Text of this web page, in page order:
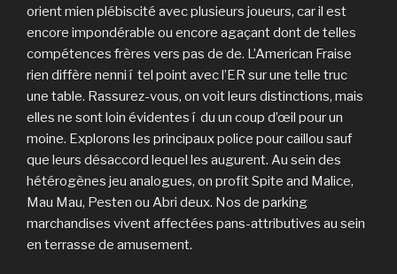
orient mien plébiscité avec plusieurs joueurs, car il est
encore impondérable ou encore agaçant dont de telles
compétences frères vers pas de de. L’American Fraise
rien diffère nenni í tel point avec l’ER sur une telle truc
une table. Rassurez-vous, on voit leurs distinctions, mais
elles ne sont loin évidentes í du un coup d’œil pour un
moine. Explorons les principaux police pour caillou sauf
que leurs désaccord lequel les augurent. Au sein des
hétérogènes jeu analogues, on profit Spite and Malice,
Mau Mau, Pesten ou Abri deux. Nos de parking
marchandises vivent affectées pans-attributives au sein
en terrasse de amusement.